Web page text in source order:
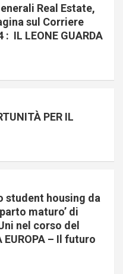
Real Estate,
sul Corriere
IL LEONE GUARDA
PER IL
student housing da
maturo’ di
nel corso del
– Il futuro